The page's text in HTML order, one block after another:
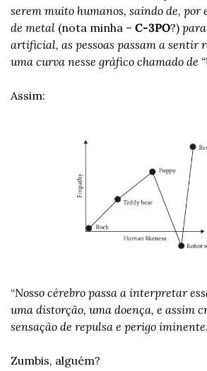
serem muito humanos, saindo de, por
de metal (nota minha – C-3PO?)
artificial, as pessoas passam a sentir
uma curva nesse gráfico chamado de “
Assim:
“Nosso cérebro passa a interpretar
uma distorção, uma doença, e assim
sensação de repulsa e perigo iminente.
Zumbis, alguém?